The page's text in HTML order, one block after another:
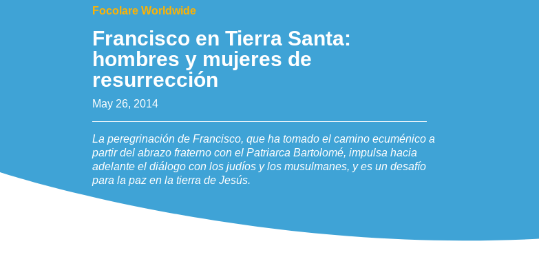
Focolare Worldwide
Francisco en Tierra Santa:
hombres y mujeres de
resurrección
May 26, 2014
La peregrinación de Francisco, que ha tomado el camino ecuménico a
partir del abrazo fraterno con el Patriarca Bartolomé, impulsa hacia
adelante el diálogo con los judíos y los musulmanes, y es un desafío
para la paz en la tierra de Jesús.